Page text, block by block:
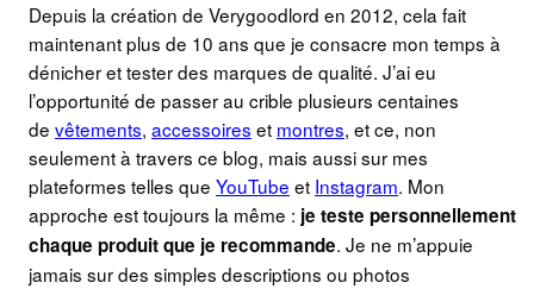
Depuis la création de Verygoodlord en 2012, cela fait
maintenant plus de 10 ans que je consacre mon temps à
dénicher et tester des marques de qualité. J’ai eu
l’opportunité de passer au crible plusieurs centaines
de vêtements, accessoires et montres, et ce, non
seulement à travers ce blog, mais aussi sur mes
plateformes telles que YouTube et Instagram. Mon
approche est toujours la même : je teste personnellement
chaque produit que je recommande. Je ne m’appuie
jamais sur des simples descriptions ou photos